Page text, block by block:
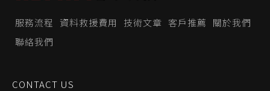
服務流程 資料救援費用 技術文章 客戶推薦
關於我們
聯絡我們
CONTACT US